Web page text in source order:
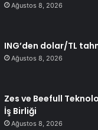
Ağustos 8, 2026
ING’den dolar/TL
Ağustos 8, 2026
Zes ve Beefull
İş Birliği
Ağustos 8, 2026